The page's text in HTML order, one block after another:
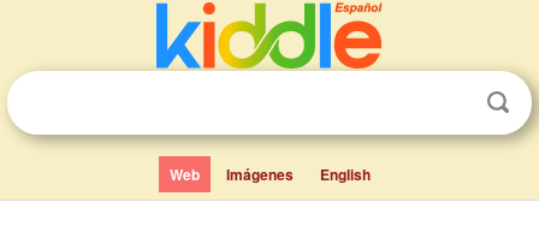
Web Imágenes English